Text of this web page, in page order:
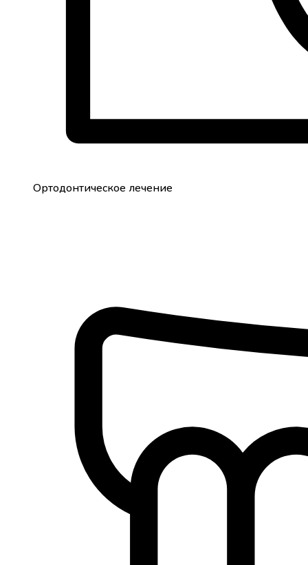
Ортодонтическое лечение